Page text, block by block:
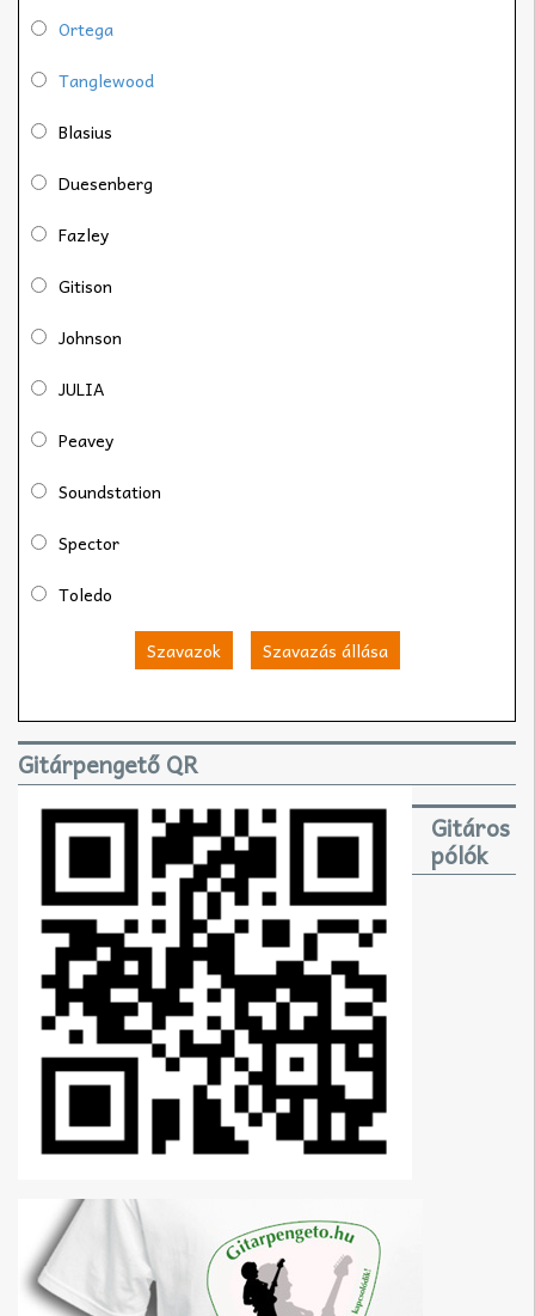
Ortega
Tanglewood
Blasius
Duesenberg
Fazley
Gitison
Johnson
JULIA
Peavey
Soundstation
Spector
Toledo
Szavazok Szavazás állása
Gitárpengető QR
Gitáros
pólók